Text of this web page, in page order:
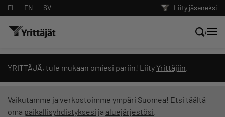
Liity jäseneksi
FI EN SV
YRITTÄJÄ, tule mukaan omiesi pariin! Liity Yrittäjiin
Vaikutamme ja verkostoimme ympäri Suomea! Etsi täältä
oma paikallisyhdistyksesi ja aluejärjestösi
Hae sivustolta tai kysy suoraan
Yrittäjien tekoälyltä